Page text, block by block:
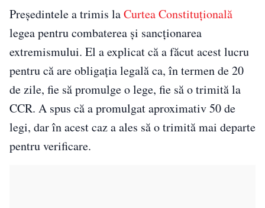
Președintele a trimis laCurtea Constituțională
legea pentru combaterea și sancționarea
extremismului. El a explicat că a făcut acest lucru
pentru că are obligația legală ca, în termen de 20
de zile, fie să promulge o lege, fie să o trimită la
CCR. A spus că a promulgat aproximativ 50 de
legi, dar în acest caz a ales să o trimită mai departe
pentru verificare.